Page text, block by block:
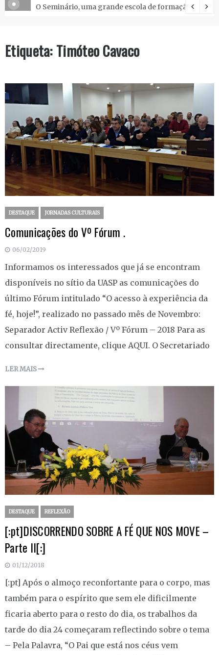
O Seminário, uma grande escola de formação.
Etiqueta:Timóteo Cavaco
DESTAQUE JORNADAS CULTURAIS
Comunicações do Vº Fórum .
06/02/2019
Informamos os interessados que já se encontram
disponíveis no sítio da UASP as comunicações do
último Fórum intitulado “O acesso à experiência da
fé, hoje!”, realizado no passado mês de Novembro:
Separador Activ Reflexão / Vº Fórum – 2018 Para as
consultar directamente, clique AQUI. O Secretariado
LER MAIS
DESTAQUE REFLEXÃO
[:pt]DISCORRENDO SOBRE A FÉ QUE NOS MOVE –
Parte II[:]
01/12/2018
[:pt] Após o almoço reconfortante para o corpo, mas
também para o espírito que sem ele dificilmente
ficaria aberto para o resto do dia, os trabalhos da
tarde do dia 24 começaram reflectindo sobre o tema
– Pela Palavra, “O Pai que está nos céus vem